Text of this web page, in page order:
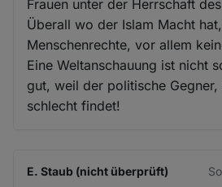
Frauen unter der Herrschaft
Überall wo der Islam Macht
Menschenrechte, vor allem
Eine Weltanschauung ist nicht
gut, weil der politische Gegner,
schlecht findet!
E. Staub (nicht überprüft)